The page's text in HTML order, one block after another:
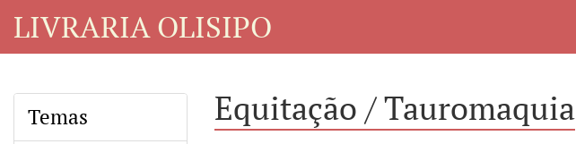
LIVRARIA OLISIPO
Temas Equitação / Tauromaquia